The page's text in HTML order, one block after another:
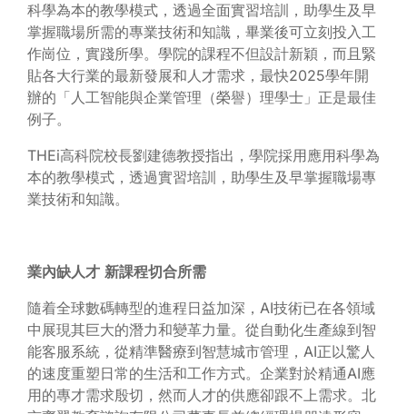
科學為本的教學模式，透過全面實習培訓，助學生及早
掌握職場所需的專業技術和知識，畢業後可立刻投入工
作崗位，實踐所學。學院的課程不但設計新穎，而且緊
貼各大行業的最新發展和人才需求，最快2025學年開
辦的「人工智能與企業管理（榮譽）理學士」正是最佳
例子。
THEi高科院校長劉建德教授指出，學院採用應用科學為
本的教學模式，透過實習培訓，助學生及早掌握職場專
業技術和知識。
業內缺人才 新課程切合所需
隨着全球數碼轉型的進程日益加深，AI技術已在各領域
中展現其巨大的潛力和變革力量。從自動化生產線到智
能客服系統，從精準醫療到智慧城市管理，AI正以驚人
的速度重塑日常的生活和工作方式。企業對於精通AI應
用的專才需求殷切，然而人才的供應卻跟不上需求。北